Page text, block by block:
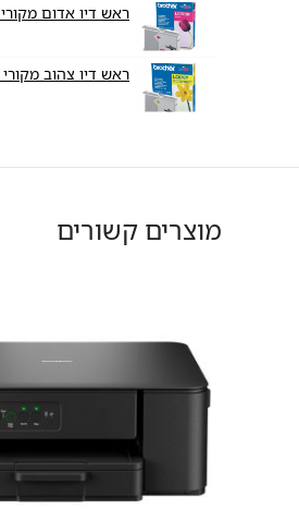
ראש דיו אדום מקורי Brother LC970M
ראש דיו צהוב מקורי Brother LC970Y
מוצרים קשורים